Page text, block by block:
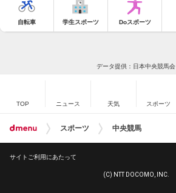
自転車 学生スポーツ Doスポーツ
データ提供：日本中央競馬会
TOP ニュース 天気 スポーツ
スポーツ 中央競馬
サイトご利用にあたって
(C) NTT DOCOMO, INC.